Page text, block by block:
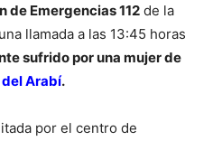
de Emergencias 112 de la
llamada a las 13:45 horas
sufrido por una mujer de
Arabí.
por el centro de